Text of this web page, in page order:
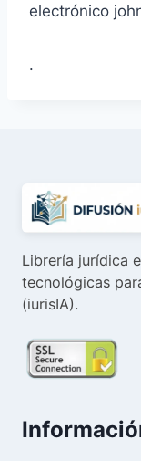
electrónico
.
Librería jurídica
tecnológicas
(iurisIA).